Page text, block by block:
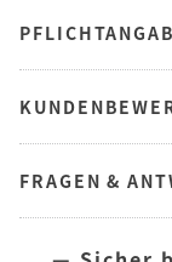
FRAGEN &